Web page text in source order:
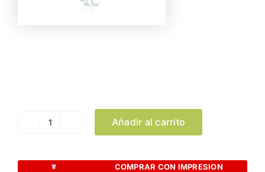
Tarro
cantidad
Añadir al carrito
COMPRAR CON IMPRESION